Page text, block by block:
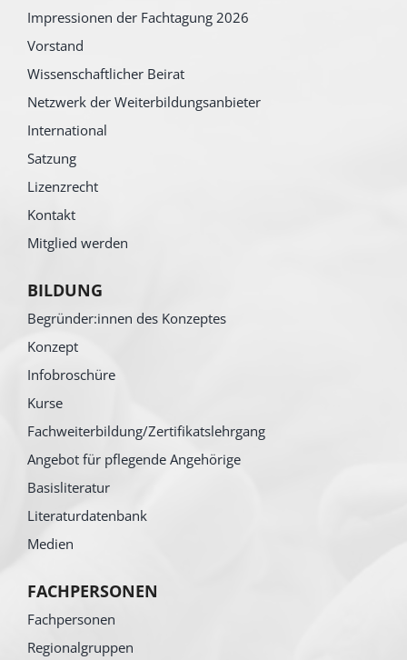
Impressionen der Fachtagung 2026
Vorstand
Wissenschaftlicher Beirat
Netzwerk der Weiterbildungsanbieter
International
Satzung
Lizenzrecht
Kontakt
Mitglied werden
BILDUNG
Begründer:innen des Konzeptes
Konzept
Infobroschüre
Kurse
Fachweiterbildung/Zertifikatslehrgang
Angebot für pflegende Angehörige
Basisliteratur
Literaturdatenbank
Medien
FACHPERSONEN
Fachpersonen
Regionalgruppen